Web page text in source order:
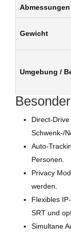
Abmessungen
Gewicht
Umgebung /
Direct-
Schwenk-/
Auto-
Personen.
Privacy
werden.
Flexibles
SRT und
Simultane